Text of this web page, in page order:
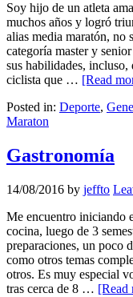
Soy hijo de un atleta
muchos años y logró
alias media maratón, no
categoría master y
sus habilidades,
ciclista que … [Read
Posted in: Deporte,
Maraton
Gastronomía
14/08/2016 by jeffto
Me encuentro iniciando
cocina, luego de 3
preparaciones, un poco
como otros temas
otros. Es muy especial
tras cerca de 8 …